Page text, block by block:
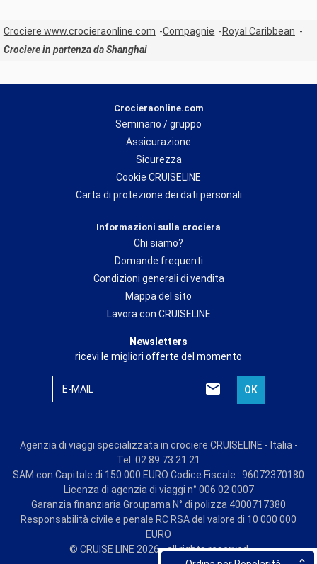
Crociere www.crocieraonline.com Compagnie
Royal Caribbean
Crociere in partenza da Shanghai
Crocieraonline.com
Seminario / gruppo
Assicurazione
Sicurezza
Cookie CRUISELINE
Carta di protezione dei dati personali
Informazioni sulla crociera
Chi siamo?
Domande frequenti
Condizioni generali di vendita
Mappa del sito
Lavora con CRUISELINE
Newsletters
ricevi le migliori offerte del momento
E-MAIL OK
Agenzia di viaggi specializzata in crociere CRUISELINE - Italia -
Tel: 02 89 73 21 21
SAM con Capitale di 150 000 EURO Codice Fiscale : 96072370180
Licenza di agenzia di viaggi n° 006 02 0007
Garanzia finanziaria Groupama N° di polizza 4000717380
Responsabilità civile e penale RC RSA del valore di 10 000 000
EURO
© CRUISE LINE 2026 - all rights reserved